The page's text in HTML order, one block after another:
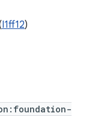
I1ff12)